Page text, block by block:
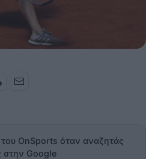
OnSports όταν αναζητάς
στην Google